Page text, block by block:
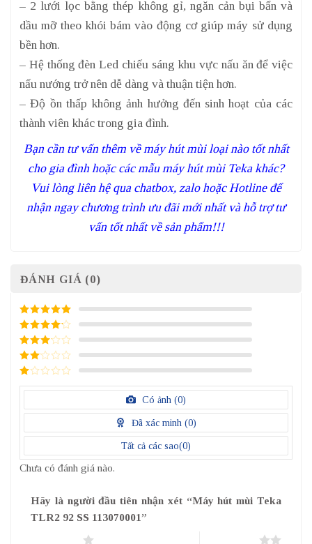
– 2 lưới lọc bằng thép không gỉ, ngăn cản bụi bẩn và
dầu mỡ theo khói bám vào động cơ giúp máy sử dụng
bền hơn.
– Hệ thống đèn Led chiếu sáng khu vực nấu ăn để việc
nấu nướng trở nên dễ dàng và thuận tiện hơn.
– Độ ồn thấp không ảnh hưởng đến sinh hoạt của các
thành viên khác trong gia đình.
Bạn cần tư vấn thêm về máy hút mùi loại nào tốt nhất
cho gia đình hoặc các mẫu máy hút mùi Teka khác?
Vui lòng liên hệ qua chatbox, zalo hoặc Hotline để
nhận ngay chương trình ưu đãi mới nhất và hỗ trợ tư
vấn tốt nhất về sản phẩm!!!
ĐÁNH GIÁ (0)
5/ 5 điểm
4/ 5
điểm
3/ 5
điểm
2/
điểm
1
điểm
Có ảnh (0)
Đã xác minh (0)
Tất cả các sao(0)
Chưa có đánh giá nào.
Hãy là người đầu tiên nhận xét “Máy hút mùi Teka
TLR2 92 SS 113070001”